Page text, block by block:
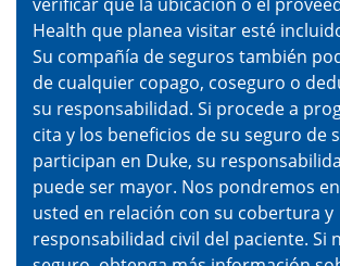
Health que planea visitar esté
Su compañía de seguros también
de cualquier copago, coseguro o
su responsabilidad. Si procede a
cita y los beneficios de su seguro de
participan en Duke, su
puede ser mayor. Nos pondremos
usted en relación con su cobertura y
responsabilidad civil del paciente. Si